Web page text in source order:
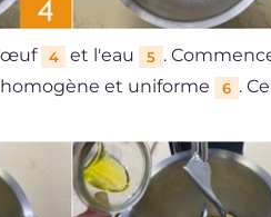
4 et l'eau 5 .
et uniforme
6 .